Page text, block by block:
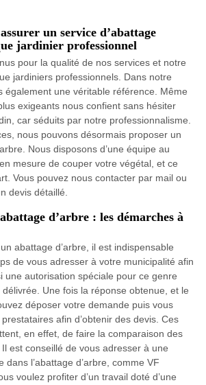
un service d’abattage
jardinier professionnel
pour la qualité de nos services et notre
jardiniers professionnels. Dans notre
également une véritable référence. Même
exigeants nous confient sans hésiter
car séduits par notre professionnalisme.
nous pouvons désormais proposer un
Nous disposons d’une équipe au
mesure de couper votre végétal, et ce
Vous pouvez nous contacter par mail ou
devis détaillé.
d’arbre : les démarches à
abattage d’arbre, il est indispensable
de vous adresser à votre municipalité afin
une autorisation spéciale pour ce genre
délivrée. Une fois la réponse obtenue, et le
déposer votre demande puis vous
afin d’obtenir des devis. Ces
en effet, de faire la comparaison des
est conseillé de vous adresser à une
dans l’abattage d’arbre, comme VF
voulez profiter d’un travail doté d’une